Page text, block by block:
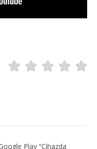
Play “Cihazda